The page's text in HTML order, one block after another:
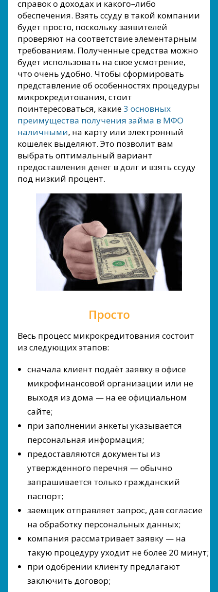
справок о доходах и какого–либо
обеспечения. Взять ссуду в такой компании
будет просто, поскольку заявителей
проверяют на соответствие элементарным
требованиям. Полученные средства можно
будет использовать на свое усмотрение,
что очень удобно. Чтобы сформировать
представление об особенностях процедуры
микрокредитования, стоит
поинтересоваться, какие3 основных
преимущества получения займа в МФО
наличными, на карту или электронный
кошелек выделяют. Это позволит вам
выбрать оптимальный вариант
предоставления денег в долг и взять ссуду
под низкий процент.
Просто
Весь процесс микрокредитования состоит
из следующих этапов:
сначала клиент подаёт заявку в офисе
микрофинансовой организации или не
выходя из дома — на ее официальном
сайте;
при заполнении анкеты указывается
персональная информация;
предоставляются документы из
утвержденного перечня — обычно
запрашивается только гражданский
паспорт;
заемщик отправляет запрос, дав согласие
на обработку персональных данных;
компания рассматривает заявку — на
такую процедуру уходит не более 20 минут;
при одобрении клиенту предлагают
заключить договор;